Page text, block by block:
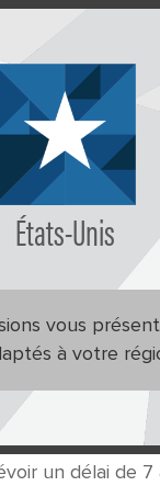
États-Unis
vous
à votre
Plan
ci-dessous
nous avons
un délai de